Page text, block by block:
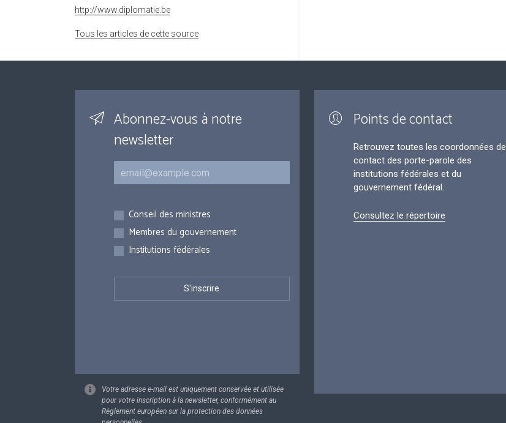
http://www.diplomatie.be
Tous les articles de cette source
Abonnez-vous à notre
newsletter
Courriel
Inscriptions
Conseil des ministres
Membres du gouvernement
Institutions fédérales
Votre adresse e-mail est uniquement conservée et utilisée
pour votre inscription à la newsletter, conformément au
Règlement européen sur la protection des données
Points de contact
Retrouvez toutes les coordonnées de
contact des porte-parole des
institutions fédérales et du
gouvernement fédéral.
Consultez le répertoire